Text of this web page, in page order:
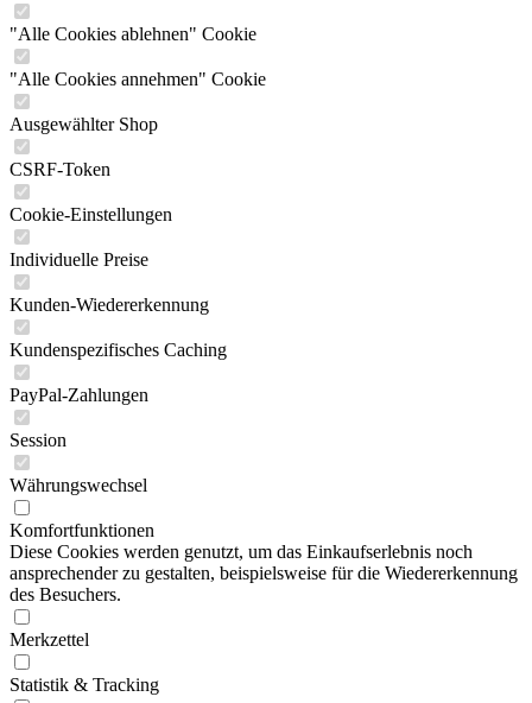
"Alle Cookies ablehnen" Cookie
"Alle Cookies annehmen" Cookie
Ausgewählter Shop
CSRF-Token
Cookie-Einstellungen
Individuelle Preise
Kunden-Wiedererkennung
Kundenspezifisches Caching
PayPal-Zahlungen
Session
Währungswechsel
Komfortfunktionen
Diese Cookies werden genutzt, um das Einkaufserlebnis noch
ansprechender zu gestalten, beispielsweise für die Wiedererkennung
des Besuchers.
Merkzettel
Statistik & Tracking